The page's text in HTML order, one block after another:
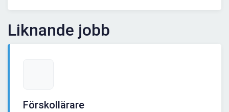
Liknande jobb
Förskollärare